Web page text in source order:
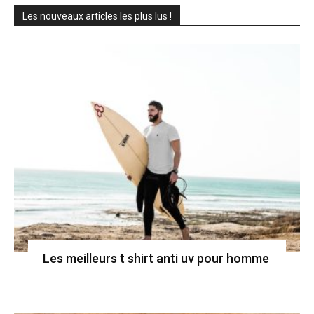
Les nouveaux articles les plus lus !
Les meilleurs t shirt anti uv pour homme